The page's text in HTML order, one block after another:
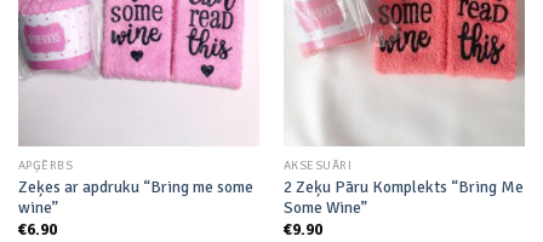
APĢĒRBS
Zeķes ar apdruku “Bring me some
wine”
€6.90
AKSESUĀRI
2 Zeķu Pāru Komplekts “Bring Me
Some Wine”
€9.90